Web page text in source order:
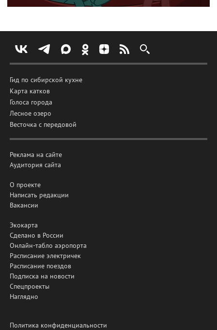
Гид по сибирской кухне
Карта катков
Голоса города
Лесное озеро
Весточка с передовой
Реклама на сайте
Аудитория сайта
О проекте
Написать редакции
Вакансии
Экокарта
Сделано в России
Онлайн-табло аэропорта
Расписание электричек
Расписание поездов
Подписка на новости
Спецпроекты
Наглядно
Политика конфиденциальности